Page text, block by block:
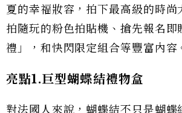
夏的幸福妝容，拍下最高級的時尚
拍隨玩的粉色拍貼機、搶先報名即
禮」，和快閃限定組合等豐富內容
亮點1.巨型蝴蝶結禮物盒
對法國人來說，蝴蝶結不只是蝴蝶